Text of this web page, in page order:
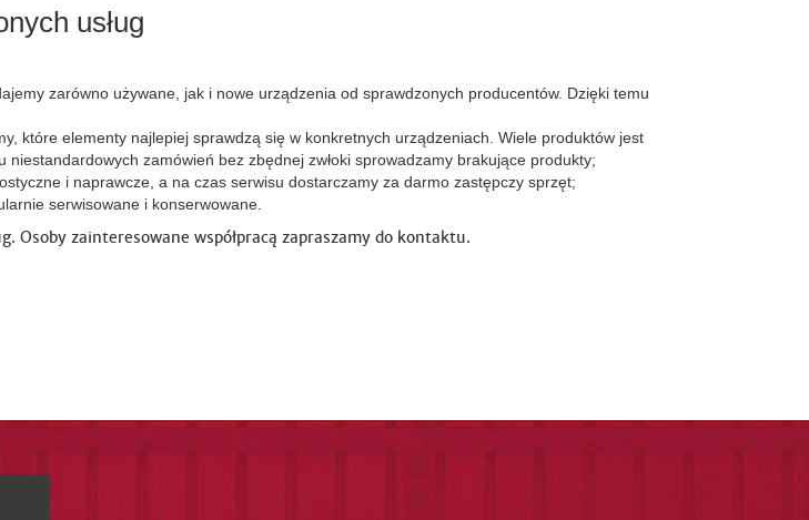
usług
zarówno używane, jak i nowe urządzenia od sprawdzonych producentów. Dzięki temu
które elementy najlepiej sprawdzą się w konkretnych urządzeniach. Wiele produktów jest
niestandardowych zamówień bez zbędnej zwłoki sprowadzamy brakujące produkty;
i naprawcze, a na czas serwisu dostarczamy za darmo zastępczy sprzęt;
serwisowane i konserwowane.
Osoby zainteresowane współpracą zapraszamy do kontaktu.